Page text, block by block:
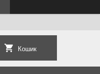
Кошик